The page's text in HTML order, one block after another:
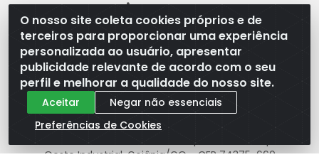
O nosso site coleta cookies próprios e de
terceiros para proporcionar uma experiência
personalizada ao usuário, apresentar
publicidade relevante de acordo com o seu
perfil e melhorar a qualidade do nosso site.
Aceitar
Negar não essenciais
Preferências de Cookies
Linkedin
Formas de Pagamento
WB Componentes Automotivos LTDA - CNPJ
Oeste Industrial, Goiânia/GO - CEP 74375-660